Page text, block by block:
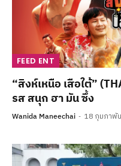
FEED ENT
“สิงห์เหนือ เสือใต้”
รส สนุก ฮา มัน ซึ้ง
Wanida Maneechai 18 กุมภาพั